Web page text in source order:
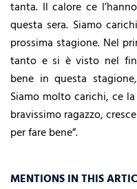
tanta. Il calore ce
questa sera. Siamo
prossima stagione. Nel
tanto e si è visto nel
bene in questa
Siamo molto carichi, ce
bravissimo ragazzo,
per fare bene”.
MENTIONS IN THIS